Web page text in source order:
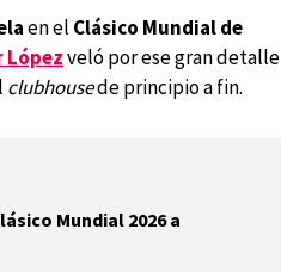
en el Clásico Mundial de
Lópezveló por ese gran detalle
clubhousede principio a fin.
Mundial 2026 a